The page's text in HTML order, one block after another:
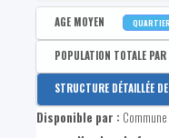
AGE MOYEN QUARTIER
Disponible par :
Age moyen de la
POPULATION TOTALE PAR
Disponible par :Commune
Population
STRUCTURE DÉTAILLÉE
Disponible par : Commune